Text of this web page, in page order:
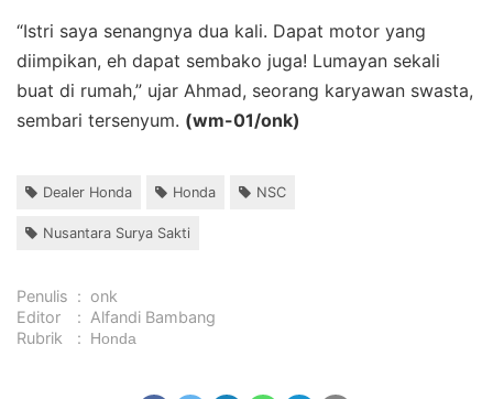
“Istri saya senangnya dua kali. Dapat motor yang
diimpikan, eh dapat sembako juga! Lumayan sekali
buat di rumah,” ujar Ahmad, seorang karyawan swasta,
sembari tersenyum. (wm-01/onk)
Dealer Honda Honda NSC
Nusantara Surya Sakti
Penulis : onk
Editor
: Alfandi Bambang
Rubrik
: Honda